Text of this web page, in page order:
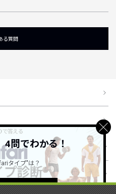
る質問
4問でわかる！
タイプ"は？
こちら ＞